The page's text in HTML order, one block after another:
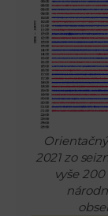
2021 zo
vyše